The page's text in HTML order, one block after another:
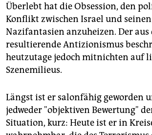
Überlebt hat die Obsession, den
Konflikt zwischen Israel und
Nazifantasien anzuheizen. Der
resultierende Antizionismus
heutzutage jedoch mitnichten auf
Szenemilieus.
Längst ist er salonfähig geworden
jedweder "objektiven Bewertung"
Situation, kurz: Heute ist er in